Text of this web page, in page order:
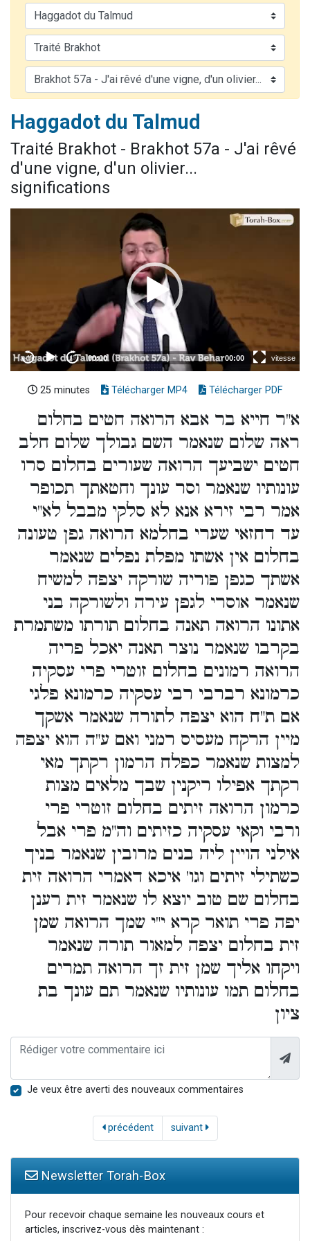
Il reste 49 places pour étudier en groupe sur Zoom
Eva vient de donner son Maasser
4 personnes viennent de nous rejoindre sur WhatsApp
3 personnes viennent de nous rejoindre sur WhatsApp
3 personnes viennent de faire un don pour Événements Torah-Box
Haggadot du Talmud
Traité Brakhot - Brakhot 57a - J'ai rêvé
d'une vigne, d'un olivier...
significations
25 minutes Télécharger MP4 Télécharger PDF
א"ר חייא בר אבא הרואה חטים בחלום
ראה שלום שנאמר השם גבולך שלום חלב
חטים ישביעך הרואה שעורים בחלום סרו
עונותיו שנאמר וסר עונך וחטאתך תכופר
אמר רבי זירא אנא לא סלקי מבבל לא"י
עד דחזאי שערי בחלמא הרואה גפן טעונה
בחלום אין אשתו מפלת נפלים שנאמר
אשתך כגפן פוריה שורקה יצפה למשיח
שנאמר אוסרי לגפן עירה ולשורקה בני
אתונו הרואה תאנה בחלום תורתו משתמרת
בקרבו שנאמר נוצר תאנה יאכל פריה
הרואה רמונים בחלום זוטרי פרי עסקיה
כרמונא רברבי רבי עסקיה כרמונא פלגי
אם ת"ח הוא יצפה לתורה שנאמר אשקך
מיין הרקח מעסיס רמני ואם ע"ה הוא יצפה
למצות שנאמר כפלח הרמון רקתך מאי
רקתך אפילו ריקנין שבך מלאים מצות
כרמון הרואה זיתים בחלום זוטרי פרי
ורבי וקאי עסקיה כזיתים וה"מ פרי אבל
אילני הויין ליה בנים מרובין שנאמר בניך
כשתילי זיתים וגו' איכא דאמרי הרואה זית
בחלום שם טוב יוצא לו שנאמר זית רענן
יפה פרי תואר קרא י"י שמך הרואה שמן
זית בחלום יצפה למאור תורה שנאמר
ויקחו אליך שמן זית זך הרואה תמרים
בחלום תמו עונותיו שנאמר תם עונך בת
ציון
Je veux être averti des nouveaux commentaires
précédent suivant
Newsletter Torah-Box
Pour recevoir chaque semaine les nouveaux cours et
articles, inscrivez-vous dès maintenant :